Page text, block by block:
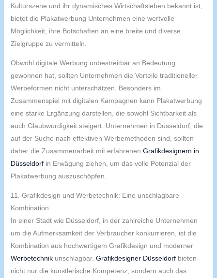
Kulturszene und ihr dynamisches Wirtschaftsleben bekannt ist,
bietet die Plakatwerbung Unternehmen eine wertvolle
Möglichkeit, ihre Botschaften an eine breite und diverse
Zielgruppe zu vermitteln.
Obwohl digitale Werbung unbestreitbar an Bedeutung
gewonnen hat, sollten Unternehmen die Vorteile traditioneller
Werbeformen nicht unterschätzen. Besonders im
Zusammenspiel mit digitalen Kampagnen kann Plakatwerbung
eine starke Ergänzung darstellen, die sowohl Sichtbarkeit als
auch Glaubwürdigkeit steigert. Unternehmen in Düsseldorf, die
auf der Suche nach effektiven Werbemethoden sind, sollten
daher die Zusammenarbeit mit erfahrenen Grafikdesignern in
Düsseldorfin Erwägung ziehen, um das volle Potenzial der
Plakatwerbung auszuschöpfen.
11. Grafikdesign und Werbetechnik: Eine unschlagbare
Kombination
In einer Stadt wie Düsseldorf, in der zahlreiche Unternehmen
um die Aufmerksamkeit der Verbraucher konkurrieren, ist die
Kombination aus hochwertigem Grafikdesign und moderner
Werbetechnikunschlagbar. Grafikdesigner Düsseldorfbieten
nicht nur die künstlerische Kompetenz, sondern auch das